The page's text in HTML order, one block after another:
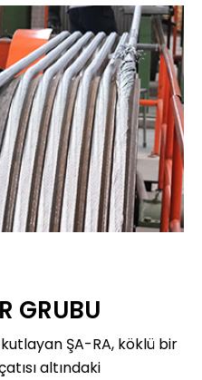
GRUBU
kutlayan ŞA-RA, köklü bir
altındaki